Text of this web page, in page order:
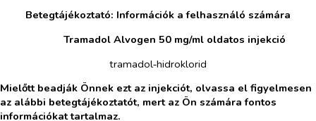
Betegtájékoztató: Információk a felhasználó számára
Tramadol Alvogen 50 mg/ml oldatos injekció
tramadol‑hidroklorid
Mielőtt beadják Önnek ezt az injekciót, olvassa el figyelmesen
az alábbi betegtájékoztatót, mert az Ön számára fontos
információkat tartalmaz.